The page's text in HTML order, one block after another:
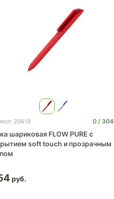
29418 0 304
шариковая FLOW PURE c
soft touch и прозрачным